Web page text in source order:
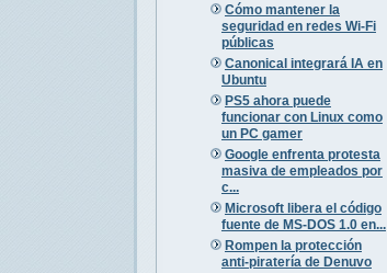
Cómo mantener la
seguridad en redes Wi-Fi
públicas
Canonical integrará IA en
Ubuntu
PS5 ahora puede
funcionar con Linux como
un PC gamer
Google enfrenta protesta
masiva de empleados por
c...
Microsoft libera el código
fuente de MS-DOS 1.0 en...
Rompen la protección
anti-piratería de Denuvo